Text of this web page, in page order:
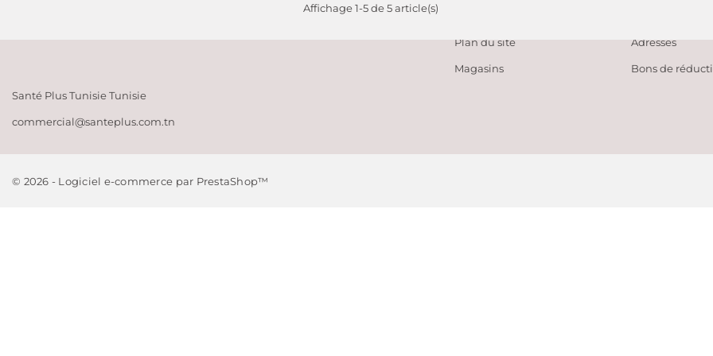
Affichage 1-5 de 5 article(s)
Santé Plus TunisieTunisie
commercial@santeplus.com.tn
Meilleures ventes
Plan du site
Magasins
Adresses
Bons de
© 2026 - Logiciel e-commerce par PrestaShop™